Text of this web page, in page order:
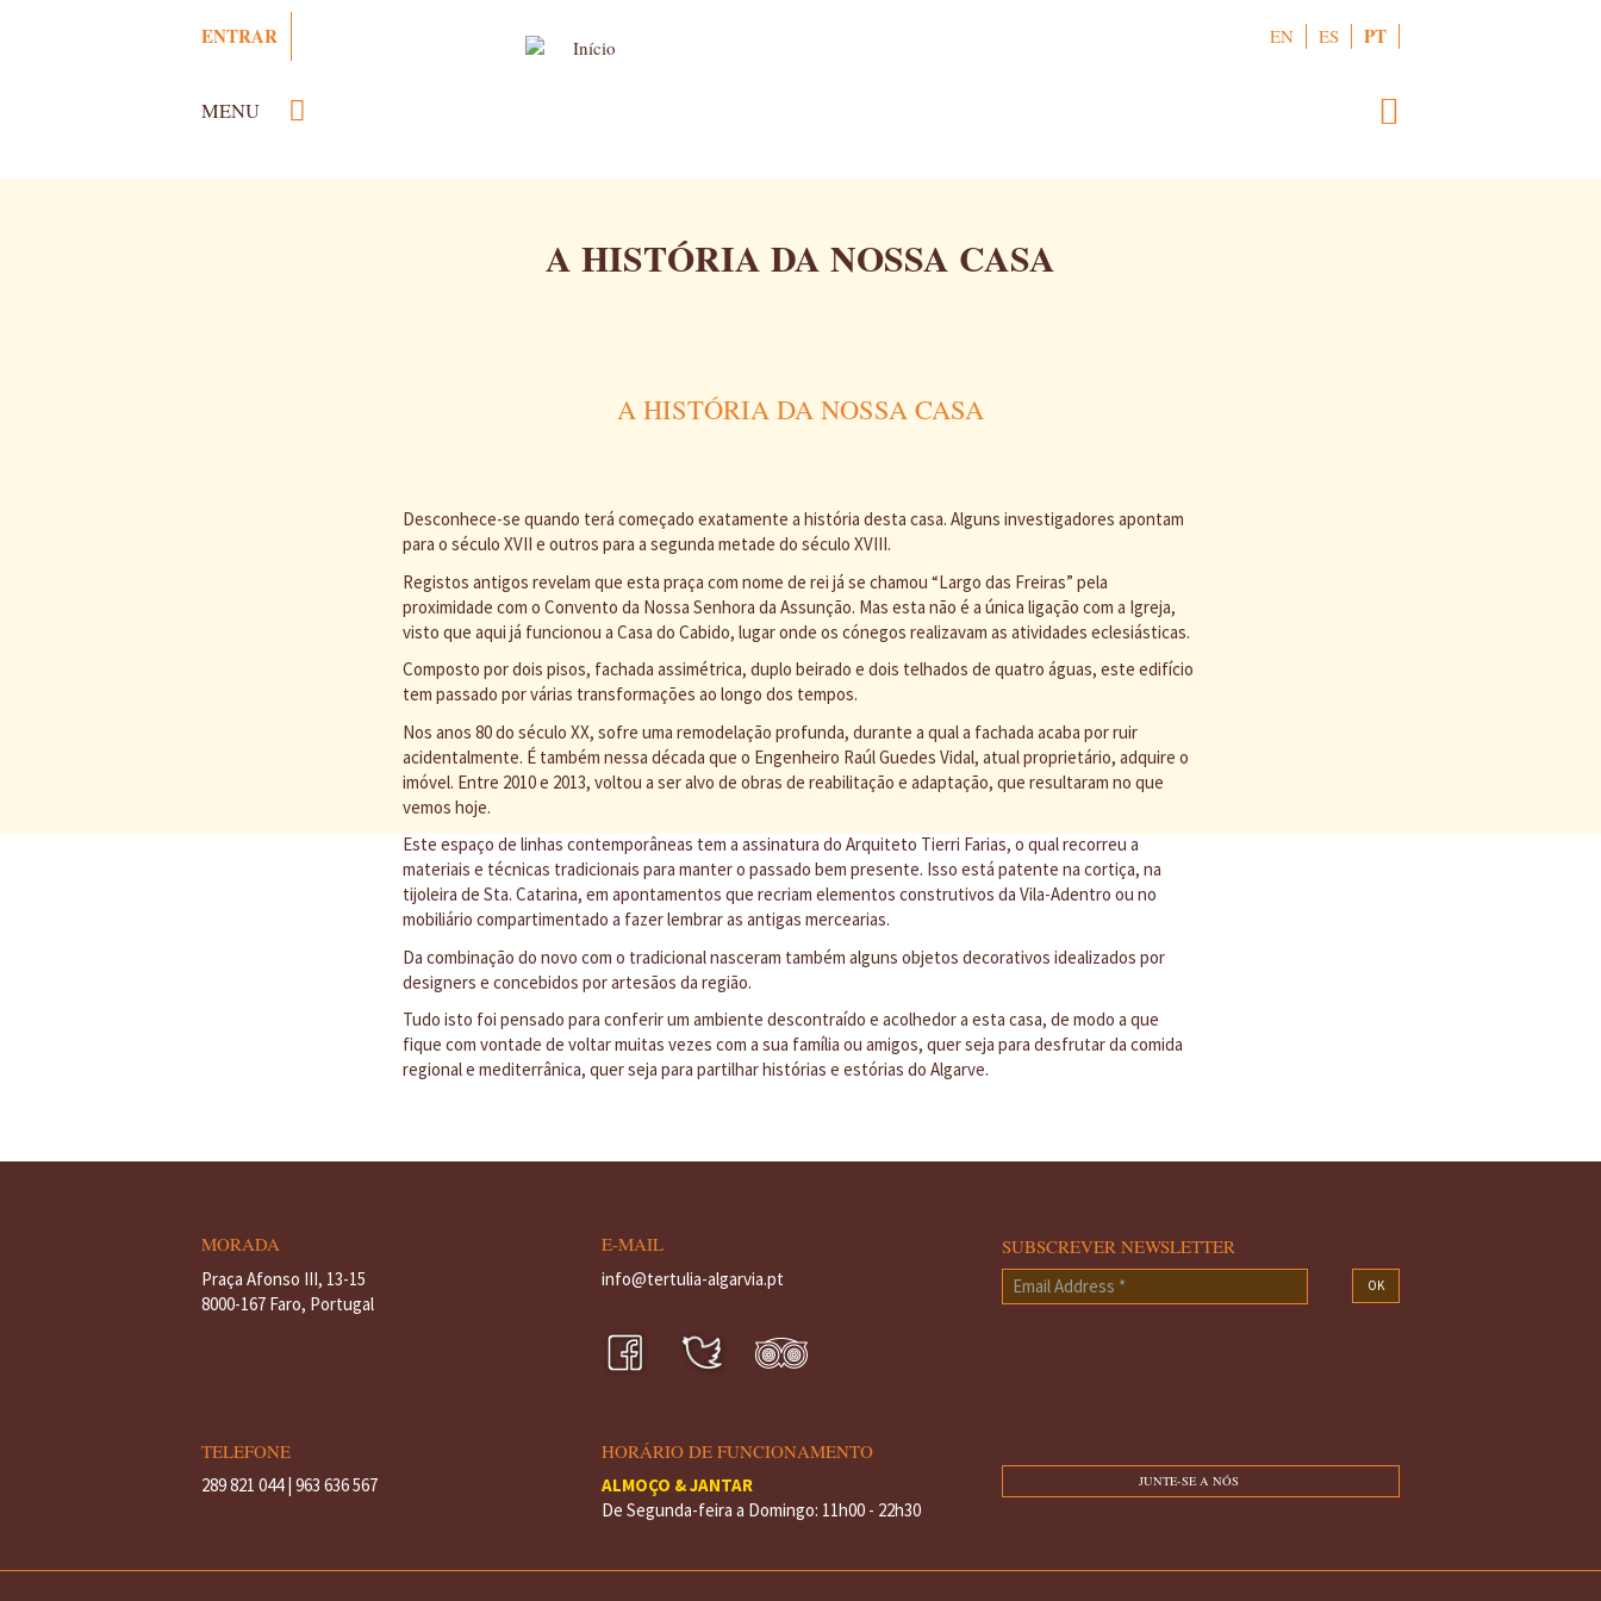
ENTRAR
MENU
PT
ES
EN
A HISTÓRIA DA NOSSA CASA
A HISTÓRIA DA NOSSA CASA
Desconhece-se quando terá começado exatamente a história desta casa. Alguns investigadores apontam
para o século XVII e outros para a segunda metade do século XVIII.
Registos antigos revelam que esta praça com nome de rei já se chamou “Largo das Freiras” pela
proximidade com o Convento da Nossa Senhora da Assunção. Mas esta não é a única ligação com a Igreja,
visto que aqui já funcionou a Casa do Cabido, lugar onde os cónegos realizavam as atividades eclesiásticas.
Composto por dois pisos, fachada assimétrica, duplo beirado e dois telhados de quatro águas, este edifício
tem passado por várias transformações ao longo dos tempos.
Nos anos 80 do século XX, sofre uma remodelação profunda, durante a qual a fachada acaba por ruir
acidentalmente. É também nessa década que o Engenheiro Raúl Guedes Vidal, atual proprietário, adquire o
imóvel. Entre 2010 e 2013, voltou a ser alvo de obras de reabilitação e adaptação, que resultaram no que
vemos hoje.
Este espaço de linhas contemporâneas tem a assinatura do Arquiteto Tierri Farias, o qual recorreu a
materiais e técnicas tradicionais para manter o passado bem presente. Isso está patente na cortiça, na
tijoleira de Sta. Catarina, em apontamentos que recriam elementos construtivos da Vila-Adentro ou no
mobiliário compartimentado a fazer lembrar as antigas mercearias.
Da combinação do novo com o tradicional nasceram também alguns objetos decorativos idealizados por
designers e concebidos por artesãos da região.
Tudo isto foi pensado para conferir um ambiente descontraído e acolhedor a esta casa, de modo a que
fique com vontade de voltar muitas vezes com a sua família ou amigos, quer seja para desfrutar da comida
regional e mediterrânica, quer seja para partilhar histórias e estórias do Algarve.
MORADA
Praça Afonso III, 13-15
8000-167 Faro, Portugal
E-MAIL
info@tertulia-algarvia.pt
SUBSCREVER NEWSLETTER
Email
Address
OK
TELEFONE
289 821 044 | 963 636 567
HORÁRIO DE FUNCIONAMENTO
ALMOÇO & JANTAR
De Segunda-feira a Domingo: 11h00 - 22h30
JUNTE-SE A NÓS